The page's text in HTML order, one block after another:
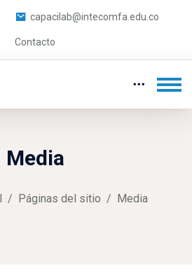
capacilab@intecomfa.edu.co
Contacto
Media
Páginas del sitio Media